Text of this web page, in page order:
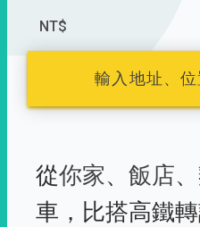
NT$
輸入地址、
從你家、 飯店、
車， 比搭高鐵